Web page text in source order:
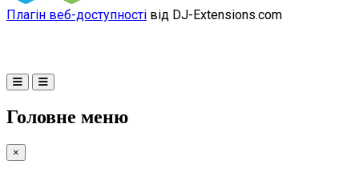
Плагін веб-доступності від DJ-Extensions.com
Головне меню
×